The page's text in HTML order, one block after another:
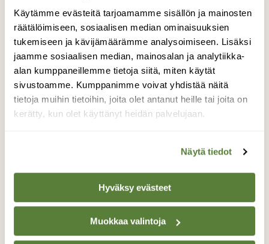
Käytämme evästeitä tarjoamamme sisällön ja mainosten
räätälöimiseen, sosiaalisen median ominaisuuksien
tukemiseen ja kävijämäärämme analysoimiseen. Lisäksi
jaamme sosiaalisen median, mainosalan ja analytiikka-
alan kumppaneillemme tietoja siitä, miten käytät
sivustoamme. Kumppanimme voivat yhdistää näitä
tietoja muihin tietoihin, joita olet antanut heille tai joita on
kerätty, kun olet käyttänyt heidän palvelujaan.
Näytä tiedot
Hyväksy evästeet
Muokkaa valintoja
Punkit
Pienet punaiset punkit kuoriaisen kimpussa.
Taitaa olla samettipunkit toukkavaihe.
TAKAISIN LISTAAN